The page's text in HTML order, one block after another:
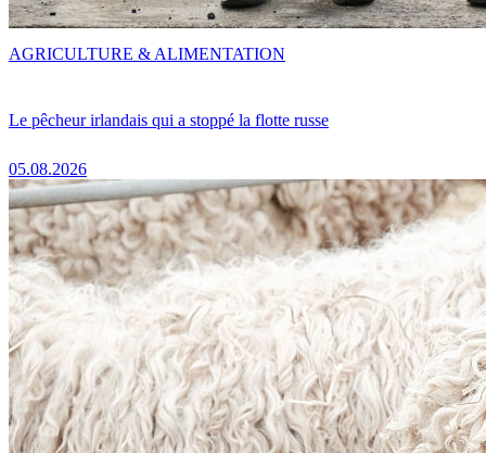
Le pêcheur irlandais qui a stoppé la flotte russe
05.08.2026
AGRICULTURE & ALIMENTATION